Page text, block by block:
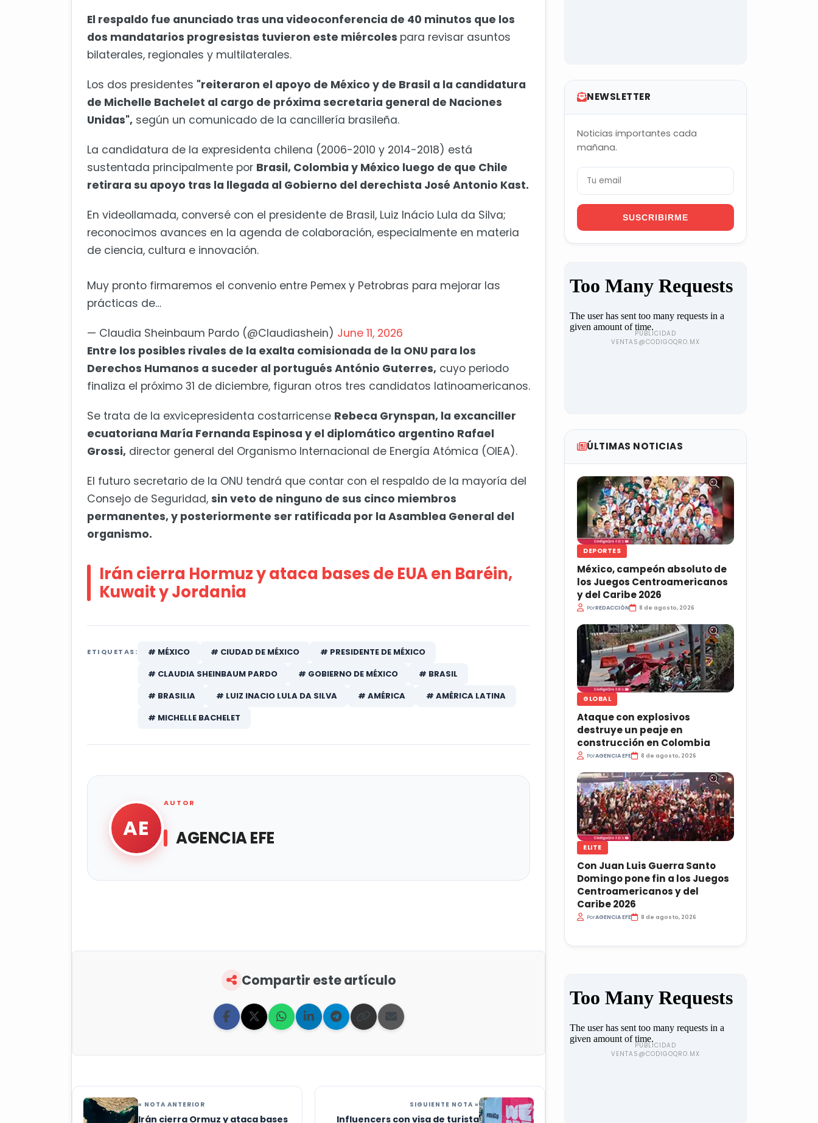
El respaldo fue anunciado tras una videoconferencia de 40 minutos que los
dos mandatarios progresistas tuvieron este miércoles para revisar asuntos
bilaterales, regionales y multilaterales.
Los dos presidentes "reiteraron el apoyo de México y de Brasil a la candidatura
de Michelle Bachelet al cargo de próxima secretaria general de Naciones
Unidas", según un comunicado de la cancillería brasileña.
La candidatura de la expresidenta chilena (2006-2010 y 2014-2018) está
sustentada principalmente por Brasil, Colombia y México luego de que Chile
retirara su apoyo tras la llegada al Gobierno del derechista José Antonio Kast.
En videollamada, conversé con el presidente de Brasil, Luiz Inácio Lula da Silva;
reconocimos avances en la agenda de colaboración, especialmente en materia
de ciencia, cultura e innovación.
Muy pronto firmaremos el convenio entre Pemex y Petrobras para mejorar las
prácticas de…
— Claudia Sheinbaum Pardo (@Claudiashein) June 11, 2026
Entre los posibles rivales de la exalta comisionada de la ONU para los
Derechos Humanos a suceder al portugués António Guterres, cuyo periodo
finaliza el próximo 31 de diciembre, figuran otros tres candidatos latinoamericanos.
Se trata de la exvicepresidenta costarricense Rebeca Grynspan, la excanciller
ecuatoriana María Fernanda Espinosa y el diplomático argentino Rafael
Grossi, director general del Organismo Internacional de Energía Atómica (OIEA).
El futuro secretario de la ONU tendrá que contar con el respaldo de la mayoría del
Consejo de Seguridad, sin veto de ninguno de sus cinco miembros
permanentes, y posteriormente ser ratificada por la Asamblea General del
organismo.
Irán cierra Hormuz y ataca bases de EUA en Baréin,
Kuwait y Jordania
ETIQUETAS: # MÉXICO # CIUDAD DE MÉXICO
# PRESIDENTE DE MÉXICO
# CLAUDIA SHEINBAUM PARDO
# GOBIERNO DE MÉXICO
# BRASIL
# BRASILIA
# LUIZ INACIO LULA DA SILVA # AMÉRICA
# AMÉRICA LATINA
# MICHELLE BACHELET
AE
AUTOR
AGENCIA EFE
Compartir este artículo
« NOTA ANTERIOR
Irán cierra Ormuz y ataca bases
SIGUIENTE NOTA »
Influencers con visa de turista
NEWSLETTER
Noticias importantes cada
mañana.
SUSCRIBIRME
ÚLTIMAS NOTICIAS
DEPORTES
México, campeón absoluto de
los Juegos Centroamericanos
y del Caribe 2026
PorREDACCIÓN 8 de agosto, 2026
GLOBAL
Ataque con explosivos
destruye un peaje en
construcción en Colombia
PorAGENCIA EFE 8 de agosto, 2026
ELITE
Con Juan Luis Guerra Santo
Domingo pone fin a los Juegos
Centroamericanos y del
Caribe 2026
PorAGENCIA EFE 8 de agosto, 2026